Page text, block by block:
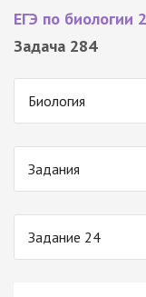
ЕГЭ по биологии
Задача 284
Биология
Задания
Задание 24